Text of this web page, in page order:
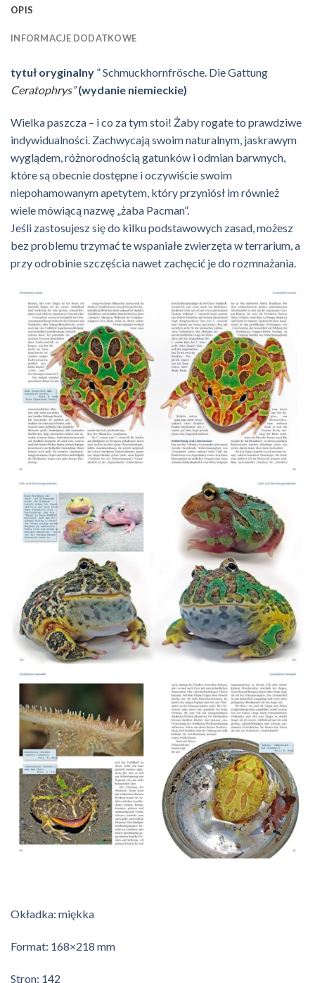
OPIS
INFORMACJE DODATKOWE
tytuł oryginalny ”Schmuckhornfrösche. Die Gattung
Ceratophrys”(wydanie niemieckie)
Wielka paszcza – i co za tym stoi! Żaby rogate to prawdziwe
indywidualności. Zachwycają swoim naturalnym, jaskrawym
wyglądem, różnorodnością gatunków i odmian barwnych,
które są obecnie dostępne i oczywiście swoim
niepohamowanym apetytem, ​​który przyniósł im również
wiele mówiącą nazwę „żaba Pacman”.
Jeśli zastosujesz się do kilku podstawowych zasad, możesz
bez problemu trzymać te wspaniałe zwierzęta w terrarium, a
przy odrobinie szczęścia nawet zachęcić je do rozmnażania.
Okładka: miękka
Format: 168×218 mm
Stron: 142